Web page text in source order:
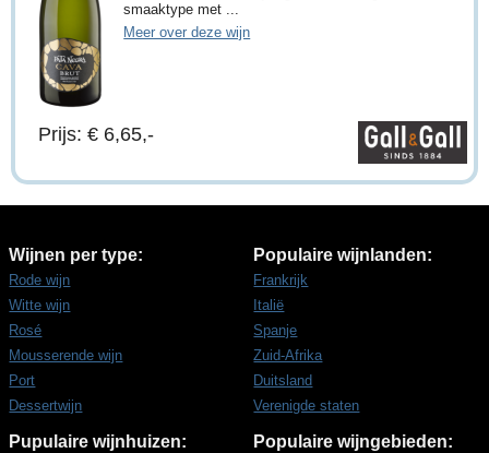
smaaktype met ...
Meer over deze wijn
Prijs: € 6,65,-
Wijnen per type:
Rode wijn
Witte wijn
Rosé
Mousserende wijn
Port
Dessertwijn
Populaire wijnlanden:
Frankrijk
Italië
Spanje
Zuid-Afrika
Duitsland
Verenigde staten
Pupulaire wijnhuizen: Populaire wijngebieden: